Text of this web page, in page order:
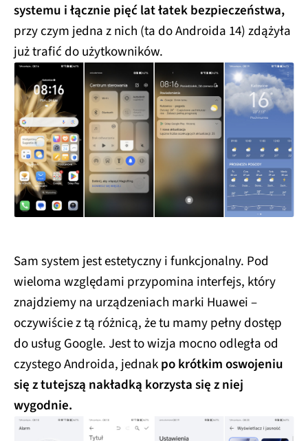
systemu i łącznie pięć lat łatek bezpieczeństwa,
przy czym jedna z nich (ta do Androida 14) zdążyła
już trafić do użytkowników.
Sam system jest estetyczny i funkcjonalny. Pod
wieloma względami przypomina interfejs, który
znajdziemy na urządzeniach marki Huawei –
oczywiście z tą różnicą, że tu mamy pełny dostęp
do usług Google. Jest to wizja mocno odległa od
czystego Androida, jednakpo krótkim oswojeniu
się z tutejszą nakładką korzysta się z niej
wygodnie.